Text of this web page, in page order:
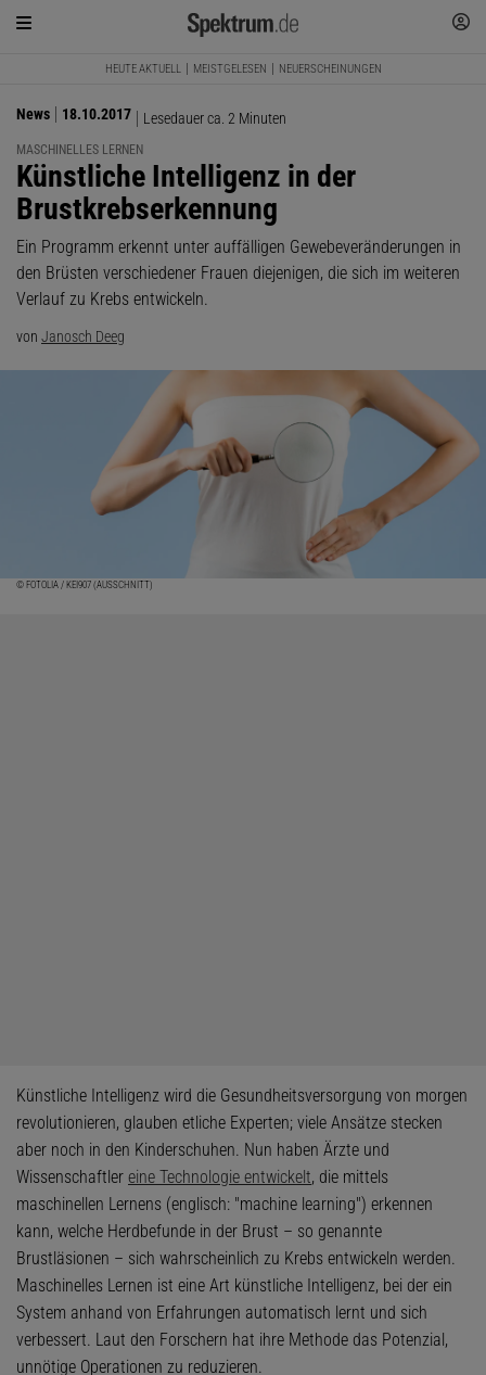
HEUTE AKTUELL MEISTGELESEN NEUERSCHEINUNGEN
News 18.10.2017 Lesedauer ca. 2 Minuten
MASCHINELLES LERNEN
:
Künstliche Intelligenz in der
Brustkrebserkennung
Ein Programm erkennt unter auffälligen Gewebeveränderungen in
den Brüsten verschiedener Frauen diejenigen, die sich im weiteren
Verlauf zu Krebs entwickeln.
von Janosch Deeg
© FOTOLIA / KEI907 (AUSSCHNITT)
Künstliche Intelligenz wird die Gesundheitsversorgung von morgen
revolutionieren, glauben etliche Experten; viele Ansätze stecken
aber noch in den Kinderschuhen. Nun haben Ärzte und
Wissenschaftler eine Technologie entwickelt, die mittels
maschinellen Lernens (englisch: "machine learning") erkennen
kann, welche Herdbefunde in der Brust – so genannte
Brustläsionen – sich wahrscheinlich zu Krebs entwickeln werden.
Maschinelles Lernen ist eine Art künstliche Intelligenz, bei der ein
System anhand von Erfahrungen automatisch lernt und sich
verbessert. Laut den Forschern hat ihre Methode das Potenzial,
unnötige Operationen zu reduzieren.